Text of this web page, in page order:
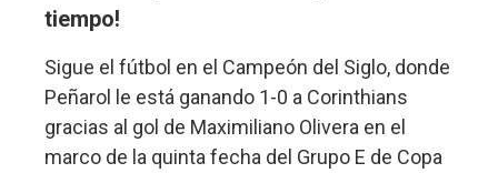
tiempo!
Sigue el fútbol en el Campeón del Siglo, donde
Peñarol le está ganando 1-0 a Corinthians
gracias al gol de Maximiliano Olivera en el
marco de la quinta fecha del Grupo E de Copa